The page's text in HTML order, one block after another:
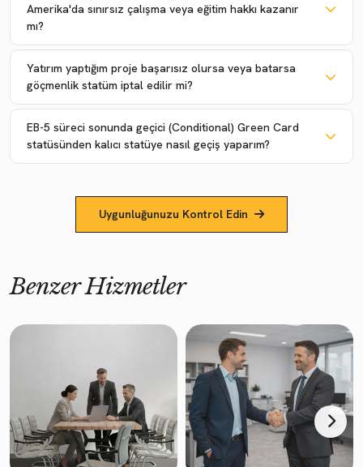
Amerika'da sınırsız çalışma veya eğitim hakkı kazanır
mı?
Yatırım yaptığım proje başarısız olursa veya batarsa
göçmenlik statüm iptal edilir mi?
EB-5 süreci sonunda geçici (Conditional) Green Card
statüsünden kalıcı statüye nasıl geçiş yaparım?
Uygunluğunuzu Kontrol Edin
Benzer Hizmetler